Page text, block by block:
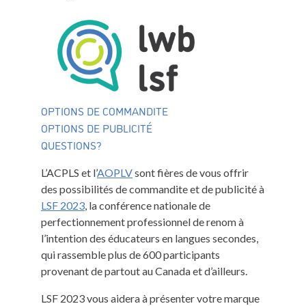
OPTIONS DE COMMANDITE
OPTIONS DE PUBLICITÉ
QUESTIONS?
L’ACPLS et l’AOPLVsont fières de vous offrir
des possibilités de commandite et de publicité à
LSF 2023, la conférence nationale de
perfectionnement professionnel de renom à
l’intention des éducateurs en langues secondes,
qui rassemble plus de 600 participants
provenant de partout au Canada et d’ailleurs.
LSF 2023 vous aidera à présenter votre marque